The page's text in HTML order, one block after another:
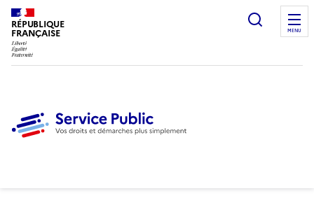
RÉPUBLIQUE
FRANÇAISE
Ouvrir
MENU